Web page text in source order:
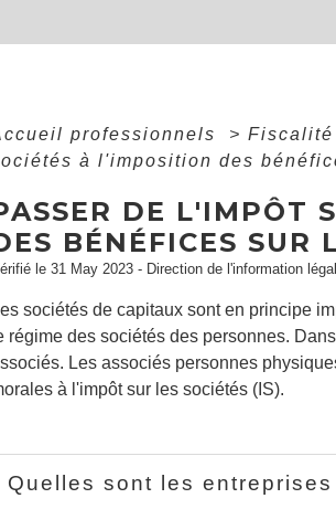
professionnels > Fiscalité
à l'imposition des
DE L'IMPÔT
BÉNÉFICES SUR
le 31 May 2023 - Direction de l'information
sociétés de capitaux sont en principe
régime des sociétés des personnes.
Les associés personnes
à l'impôt sur les sociétés (IS).
Quelles sont les